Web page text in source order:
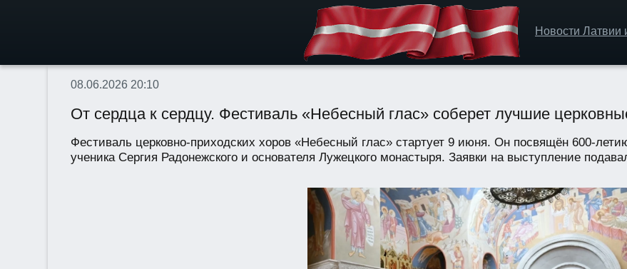
Новости Латвии
08.06.2026 20:10
От сердца к сердцу. Фестиваль «Небесный глас» соберет лучшие
Фестиваль церковно-приходских хоров «Небесный глас» стартует 9 июня. Он посвящён 600-
ученика Сергия Радонежского и основателя Лужецкого монастыря. Заявки на выступление